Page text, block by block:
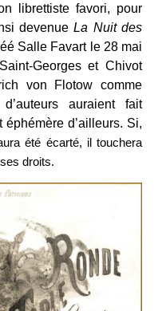
librettiste favori, pour
devenueLa Nuit des
Salle Favart le 28 mai
Georges et Chivot
von Flotow comme
auraient fait
d’ailleurs. Si,
été écarté, il touchera
droits.